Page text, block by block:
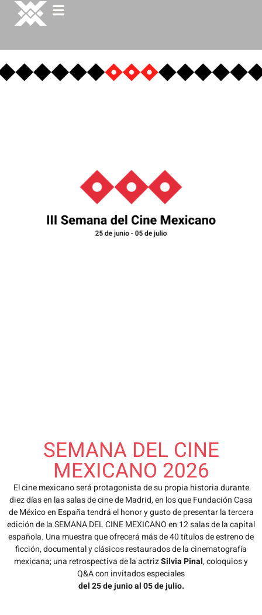
SEMANA DEL CINE
MEXICANO 2026
El cine mexicano será protagonista de su propia historia durante
diez días en las salas de cine de Madrid, en los que Fundación Casa
de México en España tendrá el honor y gusto de presentar la tercera
edición de la SEMANA DEL CINE MEXICANO en 12 salas de la capital
española. Una muestra que ofrecerá más de 40 títulos de estreno de
ficción, documental y clásicos restaurados de la cinematografía
mexicana; una retrospectiva de la actrizSilvia Pinal, coloquios y
Q&A con invitados especiales
del 25 de junio al 05 de julio.